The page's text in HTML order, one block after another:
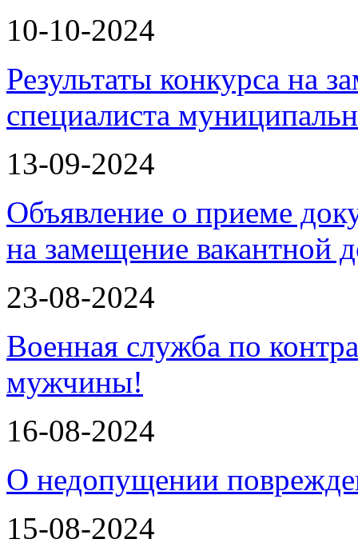
10-10-2024
Результаты конкурса на
специалиста
13-09-2024
Объявление о приеме
на замещение вакантной
23-08-2024
Военная служба по
мужчины!
16-08-2024
О недопущении
15-08-2024